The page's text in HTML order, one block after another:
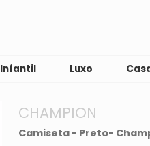
Infantil Luxo
CHAMPION
Camiseta - Preto-